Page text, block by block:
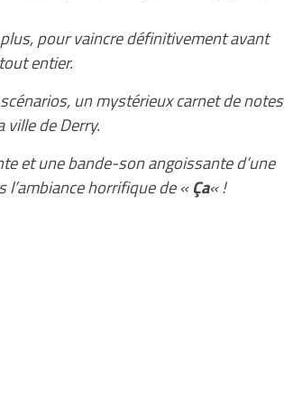
pour vaincre définitivement avant
entier.
un mystérieux carnet de notes
ville de Derry.
et une bande-son angoissante d’une
horrifique de «Ça« !